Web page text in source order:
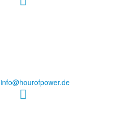
info@hourofpower.de